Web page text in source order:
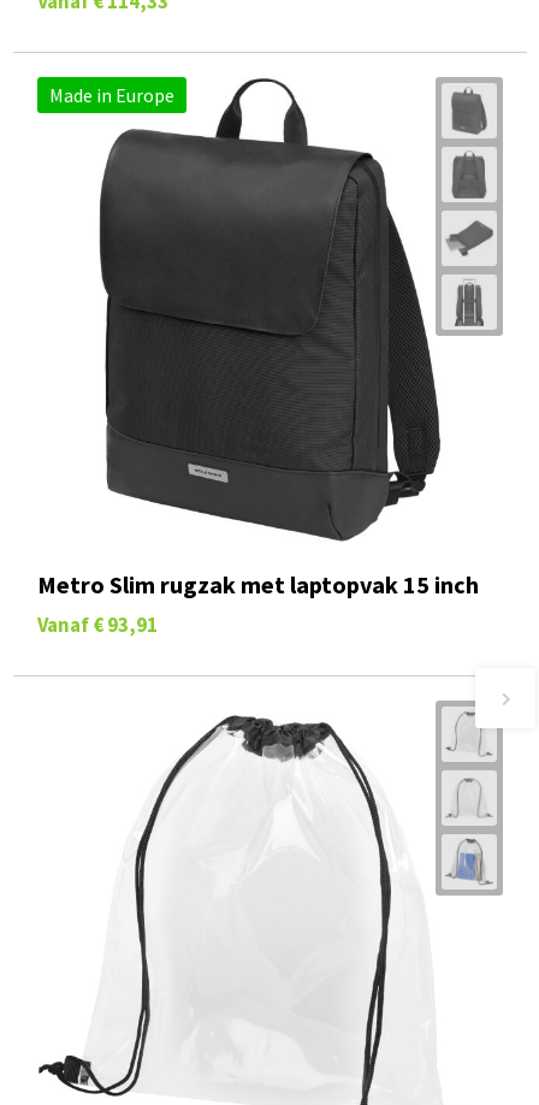
Made in Europe
Metro Slim rugzak met laptopvak 15 inch
Vanaf € 93,91